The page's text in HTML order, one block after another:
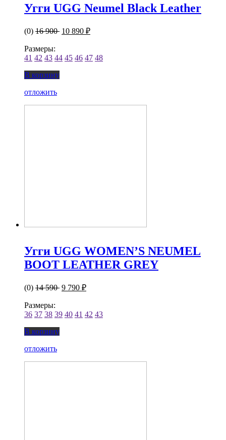
Угги UGG Neumel Black Leather
(0) 16 900 10 890 ₽
Размеры:
41 42 43 44 45 46 47 48
В корзину
отложить
Угги UGG WOMEN’S NEUMEL
BOOT LEATHER GREY
(0) 14 590 9 790 ₽
Размеры:
36 37 38 39 40 41 42 43
В корзину
отложить